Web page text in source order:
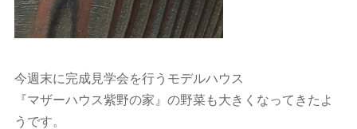
今週末に完成見学会を行うモデルハウス
『マザーハウス紫野の家』の野菜も大きくなってきたよ
うです。